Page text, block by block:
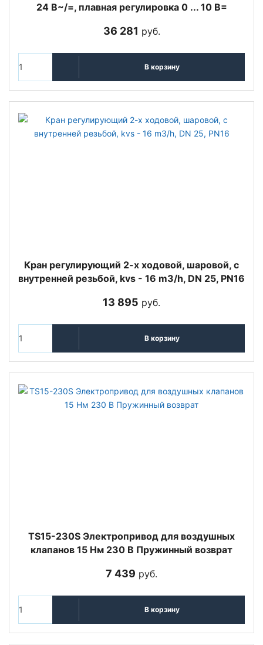
24 В~/=, плавная регулировка 0 ... 10 В=
36 281 руб.
В корзину
Кран регулирующий 2-х ходовой, шаровой, с
внутренней резьбой, kvs - 16 m3/h, DN 25, PN16
13 895 руб.
В корзину
TS15-230S Электропривод для воздушных
клапанов 15 Нм 230 В Пружинный возврат
7 439 руб.
В корзину